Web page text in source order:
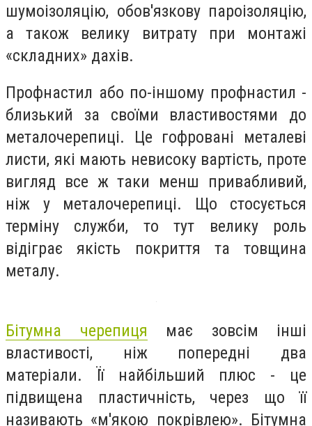
шумоізоляцію, обов'язкову пароізоляцію,
а також велику витрату при монтажі
«складних» дахів.
Профнастил або по-іншому профнастил -
близький за своїми властивостями до
металочерепиці. Це гофровані металеві
листи, які мають невисоку вартість, проте
вигляд все ж таки менш привабливий,
ніж у металочерепиці. Що стосується
терміну служби, то тут велику роль
відіграє якість покриття та товщина
металу.
Бітумна черепиця має зовсім інші
властивості, ніж попередні два
матеріали. Її найбільший плюс - це
підвищена пластичність, через що її
називають «м'якою покрівлею». Бітумна